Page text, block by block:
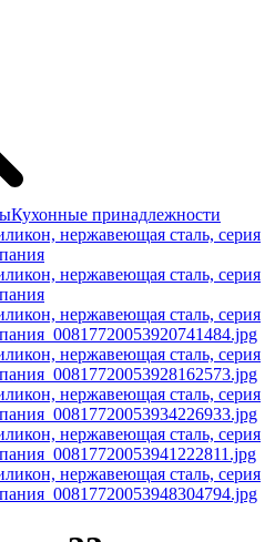
Кухонные принадлежности